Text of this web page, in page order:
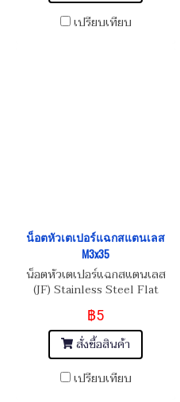
เปรียบเทียบ
น็อตหัวเตเปอร์แฉกสแตนเลส
M3x35
น็อตหัวเตเปอร์แฉกสแตนเลส
(JF) Stainless Steel Flat
Phillip Taper Head Screw
M3x0.5x35
฿5
สั่งซื้อสินค้า
เปรียบเทียบ